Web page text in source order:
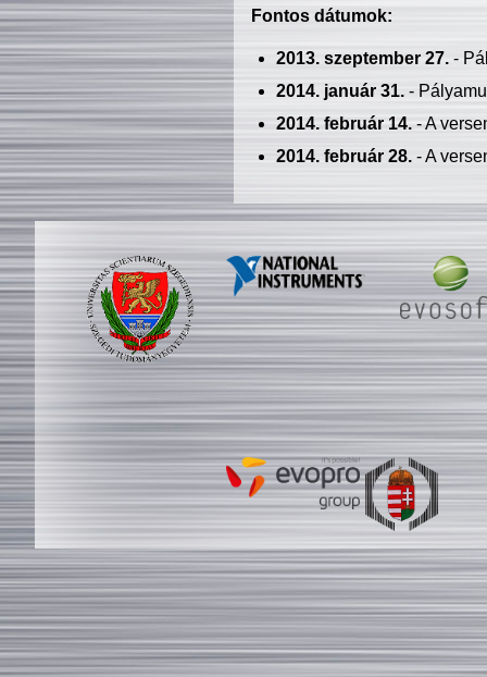
Fontos dátumok:
2013. szeptember 27.-
2014. január 31.-
2014. február 14.- A
2014. február 28.- A